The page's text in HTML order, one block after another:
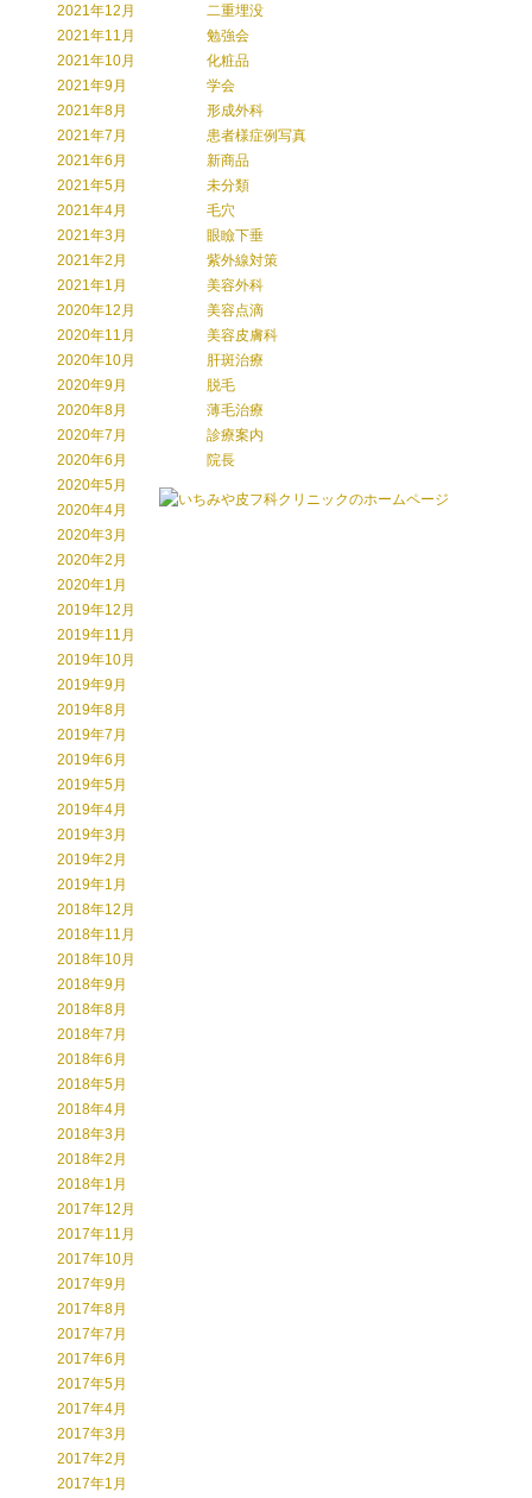
2021年12月
2021年11月
2021年10月
2021年9月
2021年8月
2021年7月
2021年6月
2021年5月
2021年4月
2021年3月
2021年2月
2021年1月
2020年12月
2020年11月
2020年10月
2020年9月
2020年8月
2020年7月
2020年6月
2020年5月
2020年4月
2020年3月
2020年2月
2020年1月
2019年12月
2019年11月
2019年10月
2019年9月
2019年8月
2019年7月
2019年6月
2019年5月
2019年4月
2019年3月
2019年2月
2019年1月
2018年12月
2018年11月
2018年10月
2018年9月
2018年8月
2018年7月
2018年6月
2018年5月
2018年4月
2018年3月
2018年2月
2018年1月
2017年12月
2017年11月
2017年10月
2017年9月
2017年8月
2017年7月
2017年6月
2017年5月
2017年4月
2017年3月
2017年2月
2017年1月
二重埋没
勉強会
化粧品
学会
形成外科
患者様症例写真
新商品
未分類
毛穴
眼瞼下垂
紫外線対策
美容外科
美容点滴
美容皮膚科
肝斑治療
脱毛
薄毛治療
診療案内
院長